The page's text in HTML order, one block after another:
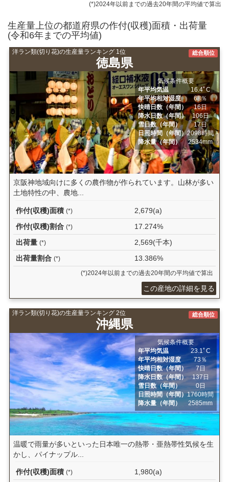
(*)2024年以前までの過去20年間の平均値で算出
生産量上位の都道府県の作付(収穫)面積・出荷量
(令和6年までの平均値)
洋ラン類(切り花)の生産量ランキング 1位
徳島県
総合順位
気候条件概要
年平均気温
16.4ﾟC
年平均相対湿度
68％
快晴日数（年間）
16日
降水日数（年間）
106日
雪日数（年間）
17日
日照時間（年間）2098時間
降水量（年間）
2534mm
京阪神地域向けに多くの農作物が作られています。山林が多い
土地特性の中、農地...
作付(収穫)面積 (*)
2,679(a)
作付(収穫)割合 (*)
17.274%
出荷量 (*)
2,569(千本)
出荷量割合 (*) 13.386%
(*)2024年以前までの過去20年間の平均値で算出
この産地の詳細を見る
洋ラン類(切り花)の生産量ランキング 2位
沖縄県
総合順位
気候条件概要
年平均気温
23.1ﾟC
年平均相対湿度
73％
快晴日数（年間）
7日
降水日数（年間）
137日
雪日数（年間）
0日
日照時間（年間）1760時間
降水量（年間）
2585mm
温暖で雨量が多いといった日本唯一の熱帯・亜熱帯性気候を生
かし、パイナップル...
作付(収穫)面積 (*)
1,980(a)